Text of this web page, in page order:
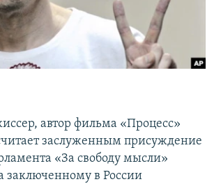
КРЫМА
автор фильма «Процесс»
заслуженным присуждение
«За свободу мысли»
заключенному в России